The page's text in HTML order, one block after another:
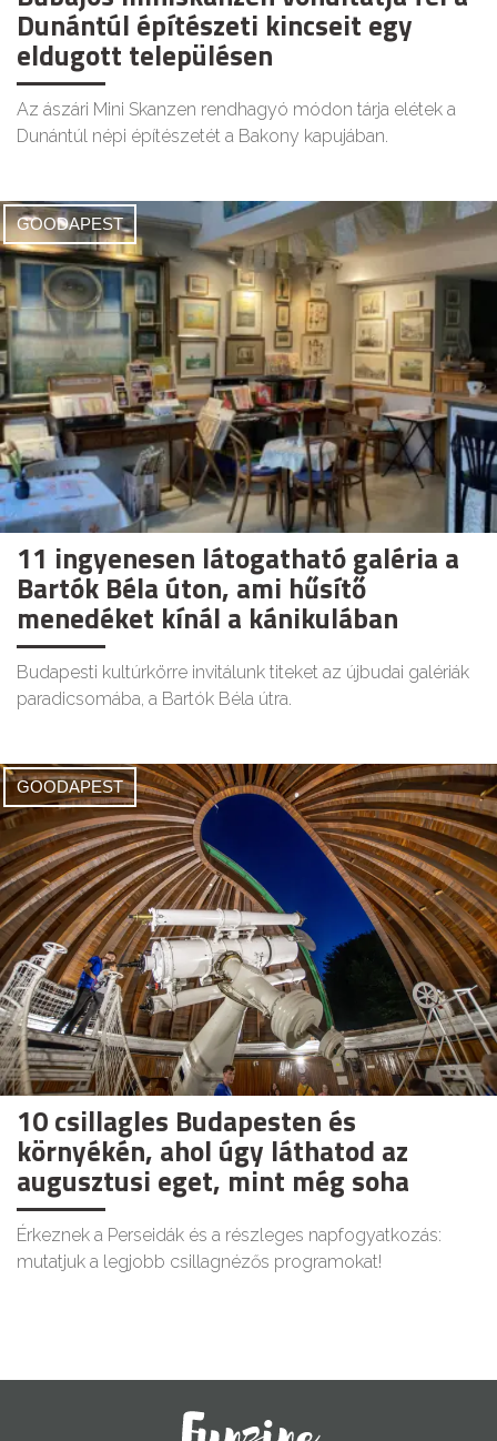
Dunántúl építészeti kincseit egy
eldugott településen
Az ászári Mini Skanzen rendhagyó módon tárja elétek a
Dunántúl népi építészetét a Bakony kapujában.
GOODAPEST
11 ingyenesen látogatható galéria a
Bartók Béla úton, ami hűsítő
menedéket kínál a kánikulában
Budapesti kultúrkörre invitálunk titeket az újbudai galériák
paradicsomába, a Bartók Béla útra.
GOODAPEST
10 csillagles Budapesten és
környékén, ahol úgy láthatod az
augusztusi eget, mint még soha
Érkeznek a Perseidák és a részleges napfogyatkozás:
mutatjuk a legjobb csillagnézős programokat!